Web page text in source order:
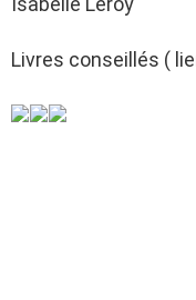
Livres conseillés (